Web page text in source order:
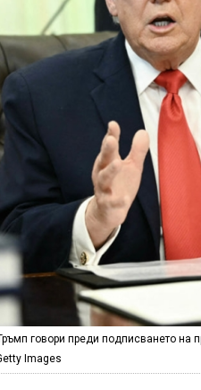
говори преди подписването на
Images